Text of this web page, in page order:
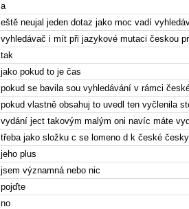
a
eště neujal jeden dotaz jako moc vadí
vyhledávač i mít při jazykové mutaci českou
tak
jako pokud to je čas
pokud se bavila sou vyhledávání v rámci
pokud vlastně obsahuj to uvedl ten vyčlenila
vydání ject takovým malým oni navíc máte
třeba jako složku c se lomeno d k české
jeho plus
jsem významná nebo nic
pojďte
no